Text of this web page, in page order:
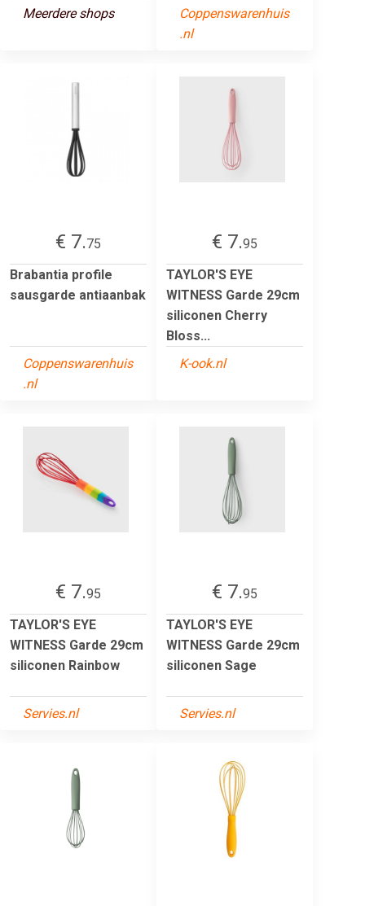
Meerdere shops
Coppenswarenhuis
.nl
€ 7.75
Brabantia profile
sausgarde antiaanbak
Coppenswarenhuis
.nl
€ 7.95
TAYLOR'S EYE
WITNESS Garde 29cm
siliconen Cherry
Bloss...
K-ook.nl
€ 7.95
TAYLOR'S EYE
WITNESS Garde 29cm
siliconen Rainbow
Servies.nl
€ 7.95
TAYLOR'S EYE
WITNESS Garde 29cm
siliconen Sage
Servies.nl